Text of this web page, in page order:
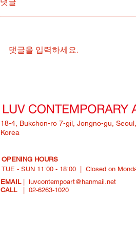
댓글을 입력하세요.
18-4, Bukchon-ro 7-gil, Jongno-gu, Seoul
Korea
OPENING HOURS
TUE - SUN 11:00 - 18:00 | Closed on
EMAIL
luvcontempoart@hanmail.net
CALL
02-6263-1020